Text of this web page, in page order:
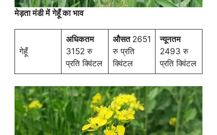
मेड़ता मंडी में गेहूँ का भाव
गेहूँ
अधिकतम
3152 रु
प्रति क्विंटल
औसत 2651
रु प्रति
क्विंटल
न्यूनतम
2493 रु
प्रति क्विंटल